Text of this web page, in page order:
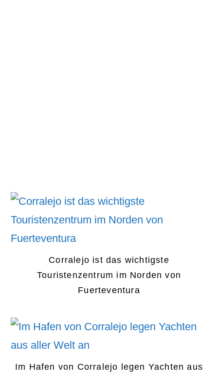
Corralejo ist das wichtigste
Touristenzentrum im Norden von
Fuerteventura
Im Hafen von Corralejo legen Yachten aus